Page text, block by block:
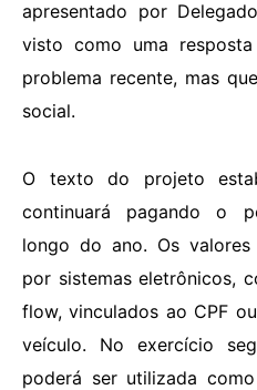
apresentado por
visto como uma
problema recente, mas
social.
O texto do projeto
continuará pagando o
longo do ano. Os
por sistemas eletrônicos,
flow, vinculados ao CPF
veículo. No exercício
poderá ser utilizada